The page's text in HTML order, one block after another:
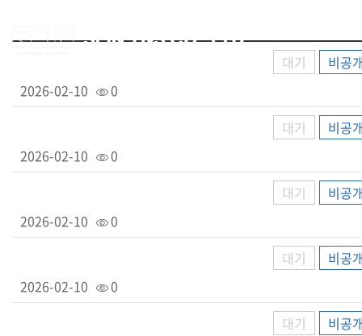
대기
비공
2026-02-10
0
대기
비공
2026-02-10
0
대기
비공
2026-02-10
0
대기
비공
2026-02-10
0
대기
비공